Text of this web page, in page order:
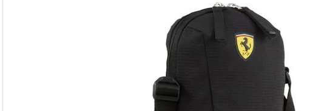
zapatillas nike hombre
zapatillas nike mujer